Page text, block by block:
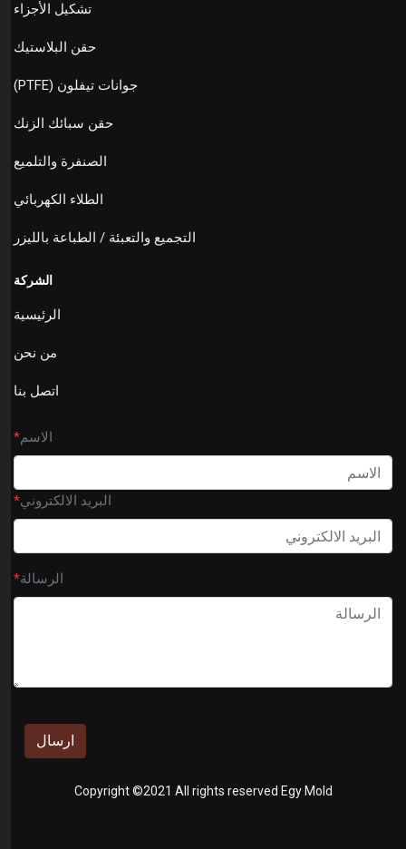
تشكيل الأجزاء
حقن البلاستيك
جوانات تيفلون (PTFE)
حقن سبائك الزنك
الصنفرة والتلميع
الطلاء الكهربائي
التجميع والتعبئة / الطباعة بالليزر
الشركة
الرئيسية
من نحن
اتصل بنا
الاسم*
البريد الالكتروني*
الرسالة*
ارسال
Copyright ©2021 All rights reserved Egy Mold